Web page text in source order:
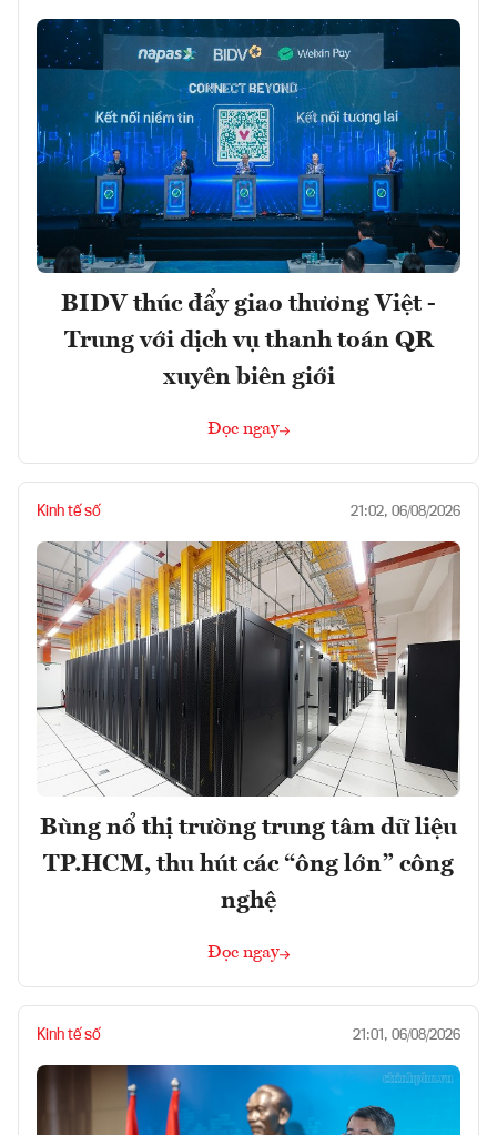
BIDV thúc đẩy giao thương Việt -
Trung với dịch vụ thanh toán QR
xuyên biên giới
Đọc ngay
Kinh tế số 21:02, 06/08/2026
Bùng nổ thị trường trung tâm dữ liệu
TP.HCM, thu hút các “ông lớn” công
nghệ
Đọc ngay
Kinh tế số 21:01, 06/08/2026